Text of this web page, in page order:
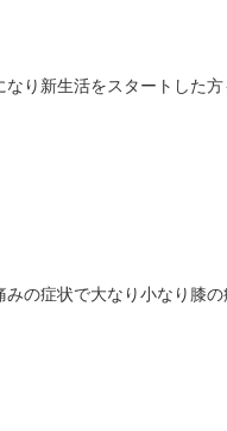
り新生活をスタートした
の症状で大なり小なり膝